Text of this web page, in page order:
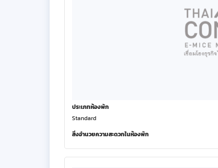
ประเภทห้องพัก
Standard
สิ่งอำนวยความสะดวกในห้องพัก